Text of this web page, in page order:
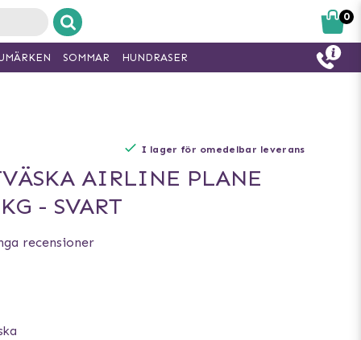
I lager för omedelbar leverans
AIRLINE PLANE
- SVART
recensioner
0
SOMMAR HUNDRASER